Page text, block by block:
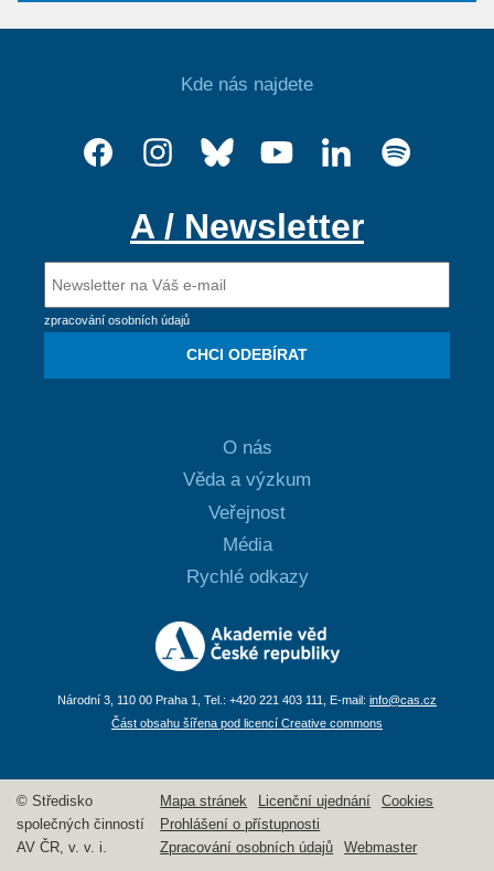
Kde nás najdete
A / Newsletter
zpracování osobních údajů
CHCI ODEBÍRAT
O nás
Věda a výzkum
Veřejnost
Média
Rychlé odkazy
Národní 3, 110 00 Praha 1, Tel.: +420 221 403 111, E-mail: info@cas.cz
Část obsahu šířena pod licencí Creative commons
© Středisko
společných činností
AV ČR, v. v. i.
Mapa stránek Licenční ujednání
Cookies
Prohlášení o přístupnosti
Zpracování osobních údajů
Webmaster